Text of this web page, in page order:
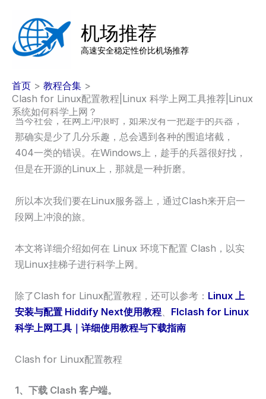
机场推荐
高速安全稳定性价比机场推荐
首页
教程合集
Clash for Linux配置教程|Linux 科学上网工具推荐|Linux
系统如何科学上网？
当今社会，在网上冲浪时，如果没有一把趁手的兵器，
那确实是少了几分乐趣，总会遇到各种的围追堵截，
404一类的错误。在Windows上，趁手的兵器很好找，
但是在开源的Linux上，那就是一种折磨。
所以本次我们要在Linux服务器上，通过Clash来开启一
段网上冲浪的旅。
本文将详细介绍如何在 Linux 环境下配置 Clash，以实
现Linux挂梯子进行科学上网。
除了Clash for Linux配置教程，还可以参考： Linux 上
安装与配置 Hiddify Next使用教程、 Flclash for Linux
科学上网工具｜详细使用教程与下载指南
Clash for Linux配置教程
1、下载 Clash 客户端。